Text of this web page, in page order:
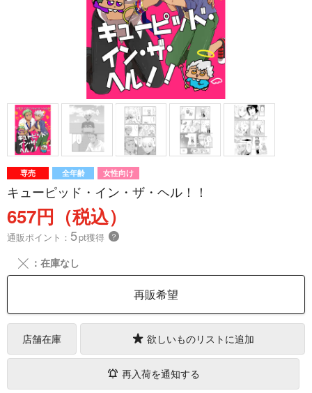
専売 全年齢 女性向け
キューピッド・イン・ザ・ヘル！！
657円（税込）
通販ポイント： 5pt獲得 ？
╳ ：在庫なし
再販希望
店舗在庫 欲しいものリストに追加
再入荷を通知する